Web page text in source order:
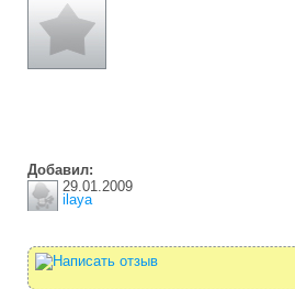
Добавил:
29.01.2009
ilaya